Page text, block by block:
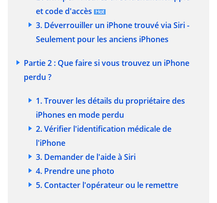
et code d'accès
3. Déverrouiller un iPhone trouvé via Siri -
Seulement pour les anciens iPhones
Partie 2 : Que faire si vous trouvez un iPhone
perdu ?
1. Trouver les détails du propriétaire des
iPhones en mode perdu
2. Vérifier l'identification médicale de
l'iPhone
3. Demander de l'aide à Siri
4. Prendre une photo
5. Contacter l'opérateur ou le remettre